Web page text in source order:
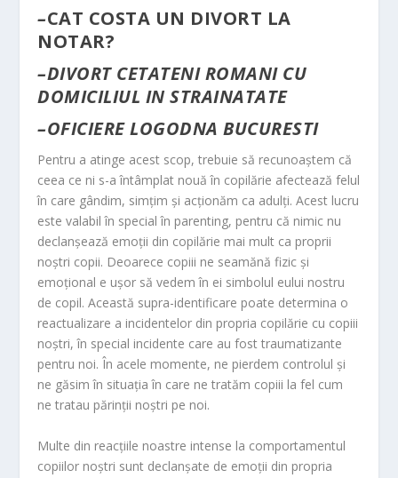
–CAT COSTA UN DIVORT LA
NOTAR?
–DIVORT CETATENI ROMANI CU
DOMICILIUL IN STRAINATATE
–OFICIERE LOGODNA BUCURESTI
Pentru a atinge acest scop, trebuie să recunoaştem că
ceea ce ni s-a întâmplat nouă în copilărie afectează felul
în care gândim, simţim şi acţionăm ca adulţi. Acest lucru
este valabil în special în parenting, pentru că nimic nu
declanşează emoţii din copilărie mai mult ca proprii
noştri copii. Deoarece copiii ne seamănă fizic şi
emoţional e uşor să vedem în ei simbolul eului nostru
de copil. Această supra-identificare poate determina o
reactualizare a incidentelor din propria copilărie cu copiii
noştri, în special incidente care au fost traumatizante
pentru noi. În acele momente, ne pierdem controlul şi
ne găsim în situaţia în care ne tratăm copiii la fel cum
ne tratau părinţii noştri pe noi.
Multe din reacţiile noastre intense la comportamentul
copiilor noştri sunt declanşate de emoţii din propria